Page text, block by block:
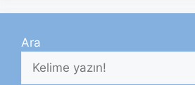
Ara